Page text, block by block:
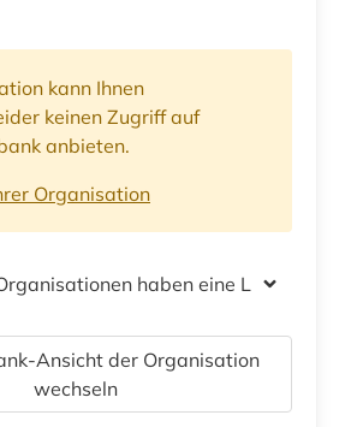
kann Ihnen
keinen Zugriff auf
anbieten.
Organisation
haben eine Lizenz
Ansicht der Organisation
wechseln